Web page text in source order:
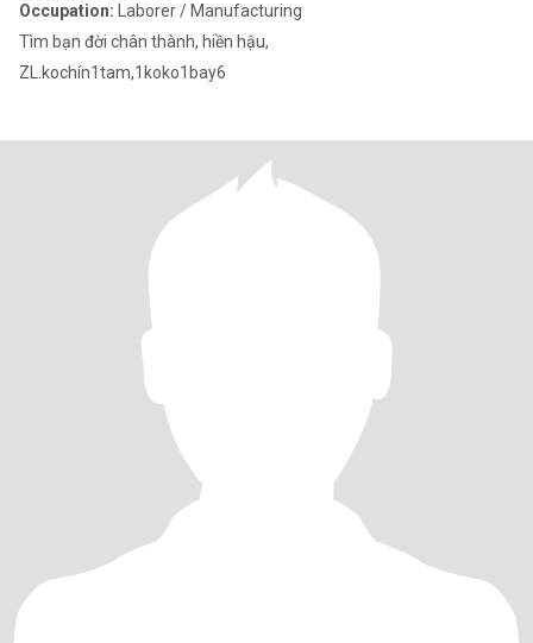
Occupation: Laborer / Manufacturing
Tìm bạn đời chân thành, hiền hậu,
ZL.kochín1tam,1koko1bay6